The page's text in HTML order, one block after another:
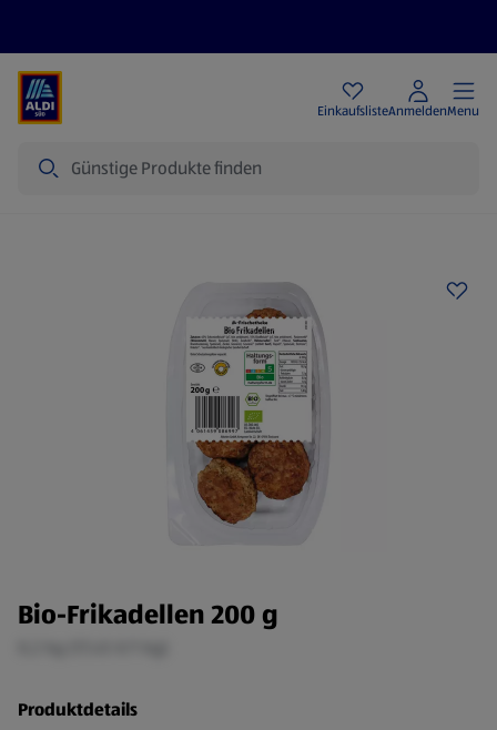
EinkaufslisteAnmeldenMenu
Bio-Frikadellen 200 g
Produktdetails